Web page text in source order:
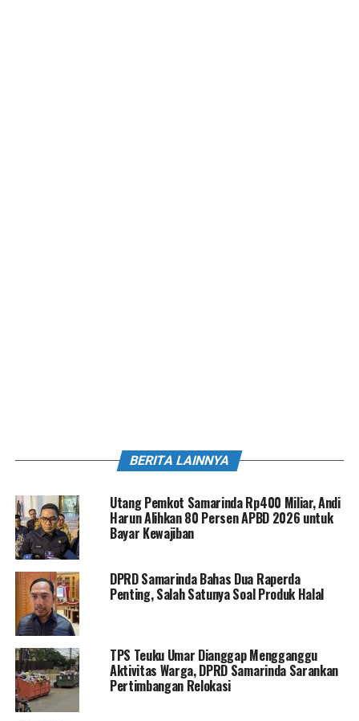
BERITA LAINNYA
Utang Pemkot Samarinda Rp400 Miliar, Andi
Harun Alihkan 80 Persen APBD 2026 untuk
Bayar Kewajiban
DPRD Samarinda Bahas Dua Raperda
Penting, Salah Satunya Soal Produk Halal
TPS Teuku Umar Dianggap Mengganggu
Aktivitas Warga, DPRD Samarinda Sarankan
Pertimbangan Relokasi